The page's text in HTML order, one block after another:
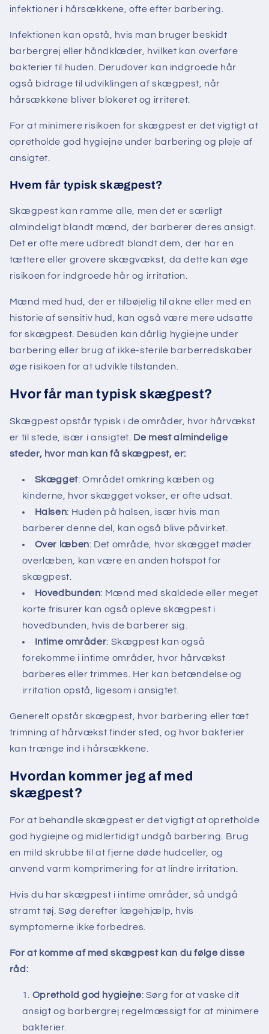
infektioner i hårsækkene, ofte efter barbering.
Infektionen kan opstå, hvis man bruger beskidt
barbergrej eller håndklæder, hvilket kan overføre
bakterier til huden. Derudover kan indgroede hår
også bidrage til udviklingen af skægpest, når
hårsækkene bliver blokeret og irriteret.
For at minimere risikoen for skægpest er det vigtigt at
opretholde god hygiejne under barbering og pleje af
ansigtet.
Hvem får typisk skægpest?
Skægpest kan ramme alle, men det er særligt
almindeligt blandt mænd, der barberer deres ansigt.
Det er ofte mere udbredt blandt dem, der har en
tættere eller grovere skægvækst, da dette kan øge
risikoen for indgroede hår og irritation.
Mænd med hud, der er tilbøjelig til akne eller med en
historie af sensitiv hud, kan også være mere udsatte
for skægpest. Desuden kan dårlig hygiejne under
barbering eller brug af ikke-sterile barberredskaber
øge risikoen for at udvikle tilstanden.
Hvor får man typisk skægpest?
Skægpest opstår typisk i de områder, hvor hårvækst
er til stede, især i ansigtet. De mest almindelige
steder, hvor man kan få skægpest, er:
Skægget: Området omkring kæben og
kinderne, hvor skægget vokser, er ofte udsat.
Halsen: Huden på halsen, især hvis man
barberer denne del, kan også blive påvirket.
Over læben: Det område, hvor skægget møder
overlæben, kan være en anden hotspot for
skægpest.
Hovedbunden: Mænd med skaldede eller meget
korte frisurer kan også opleve skægpest i
hovedbunden, hvis de barberer sig.
Intime områder: Skægpest kan også
forekomme i intime områder, hvor hårvækst
barberes eller trimmes. Her kan betændelse og
irritation opstå, ligesom i ansigtet.
Generelt opstår skægpest, hvor barbering eller tæt
trimning af hårvækst finder sted, og hvor bakterier
kan trænge ind i hårsækkene.
Hvordan kommer jeg af med
skægpest?
For at behandle skægpest er det vigtigt at opretholde
god hygiejne og midlertidigt undgå barbering. Brug
en mild skrubbe til at fjerne døde hudceller, og
anvend varm komprimering for at lindre irritation.
Hvis du har skægpest i intime områder, så undgå
stramt tøj. Søg derefter lægehjælp, hvis
symptomerne ikke forbedres.
For at komme af med skægpest kan du følge disse
råd:
Oprethold god hygiejne: Sørg for at vaske dit
ansigt og barbergrej regelmæssigt for at minimere
bakterier.